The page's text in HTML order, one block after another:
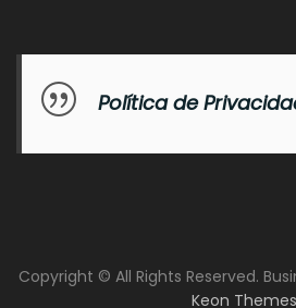
Política de
Copyright © All Rights Reserved.
Keon Themes